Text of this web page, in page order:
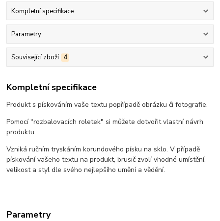
Kompletní specifikace
Parametry
Související zboží 4
Kompletní specifikace
Produkt s pískováním vaše textu popřípadě obrázku či fotografie.
Pomocí "rozbalovacích roletek" si můžete dotvořit vlastní návrh
produktu.
Vzniká ručním tryskáním korundového písku na sklo. V případě
pískování vašeho textu na produkt, brusič zvolí vhodné umístění,
velikost a styl dle svého nejlepšího umění a vědění.
Parametry